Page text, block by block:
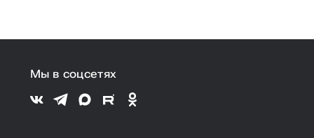
Мы в соцсетях